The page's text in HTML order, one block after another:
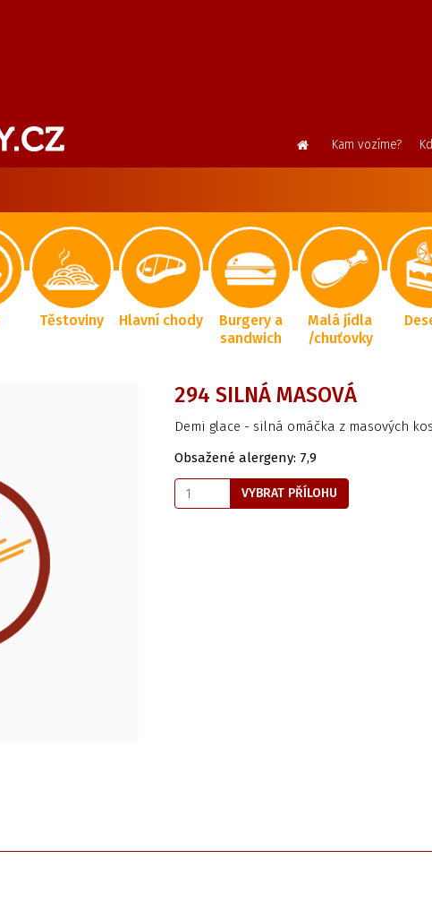
Kam vozíme?
Těstoviny Hlavní chody
Burgery a
sandwich
Malá jídla
/chuťovky
294 SILNÁ MASOVÁ
Demi glace - silná omáčka z masových
Obsažené alergeny: 7,9
VYBRAT PŘÍLOHU